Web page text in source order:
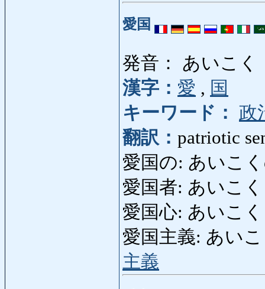
愛国
発音： あいこく
漢字： 愛 , 国
キーワード： 政
翻訳： patriotic
愛国の: あいこ
愛国者: あいこ
愛国心: あいこ
愛国主義: あい
主義